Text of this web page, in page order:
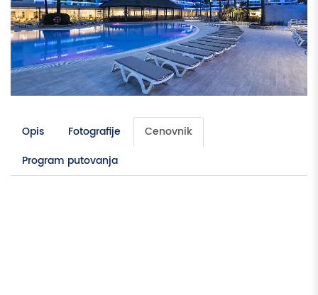
Opis Fotografije
Cenovnik
Program putovanja